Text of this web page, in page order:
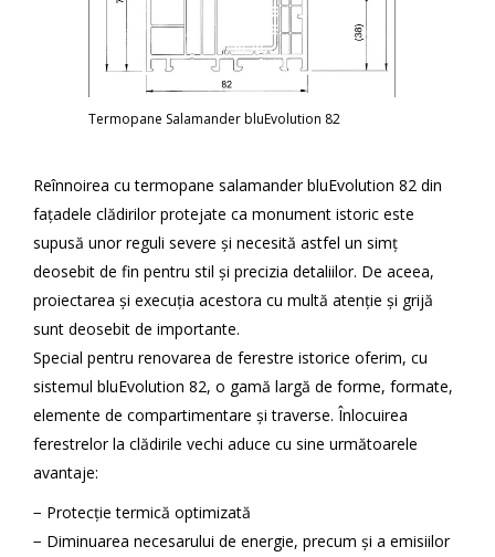
Termopane Salamander bluEvolution 82
Reînnoirea cu termopane salamander bluEvolution 82 din
fațadele clădirilor protejate ca monument istoric este
supusă unor reguli severe și necesită astfel un simț
deosebit de fin pentru stil și precizia detaliilor. De aceea,
proiectarea și execuția acestora cu multă atenție și grijă
sunt deosebit de importante.
Special pentru renovarea de ferestre istorice oferim, cu
sistemul bluEvolution 82, o gamă largă de forme, formate,
elemente de compartimentare și traverse. Înlocuirea
ferestrelor la clădirile vechi aduce cu sine următoarele
avantaje:
− Protecție termică optimizată
− Diminuarea necesarului de energie, precum și a emisiilor